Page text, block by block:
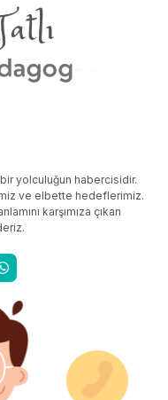
yolculuğun habercisidir.
ve elbette hedeflerimiz.
karşımıza çıkan